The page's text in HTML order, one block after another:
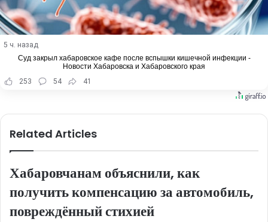
5 ч. назад
Суд закрыл хабаровское кафе после вспышки кишечной инфекции -
Новости Хабаровска и Хабаровского края
253
54 41
Related Articles
Хабаровчанам объяснили, как
получить компенсацию за автомобиль,
повреждённый стихией